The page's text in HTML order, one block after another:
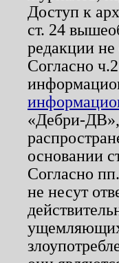
Доступ к
ст. 24
редакции не
Согласно
«Дебри-
основании
Согласно
не несут
ущемляющих